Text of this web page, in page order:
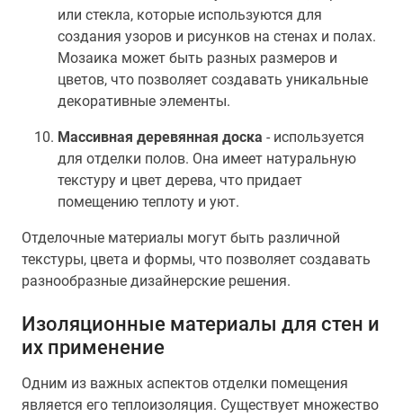
или стекла, которые используются для
создания узоров и рисунков на стенах и полах.
Мозаика может быть разных размеров и
цветов, что позволяет создавать уникальные
декоративные элементы.
Массивная деревянная доска - используется
для отделки полов. Она имеет натуральную
текстуру и цвет дерева, что придает
помещению теплоту и уют.
Отделочные материалы могут быть различной
текстуры, цвета и формы, что позволяет создавать
разнообразные дизайнерские решения.
Изоляционные материалы для стен и
их применение
Одним из важных аспектов отделки помещения
является его теплоизоляция. Существует множество